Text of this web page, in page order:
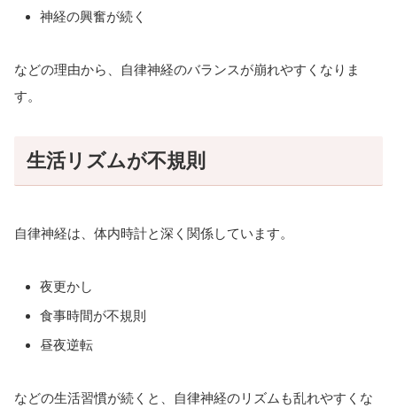
神経の興奮が続く
などの理由から、自律神経のバランスが崩れやすくなりま
す。
生活リズムが不規則
自律神経は、体内時計と深く関係しています。
夜更かし
食事時間が不規則
昼夜逆転
などの生活習慣が続くと、自律神経のリズムも乱れやすくな